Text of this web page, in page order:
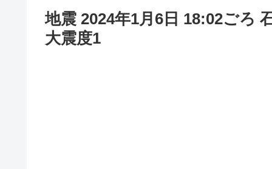
地震 2024年1月6日 18:02ごろ
大震度1